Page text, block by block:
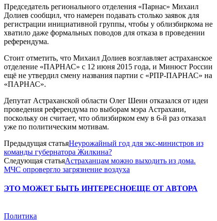
Председатель регионального отделения «Парнас» Михаил
Долиев сообщил, что намерен подавать столько заявок для
регистрации инициативной группы, чтобы у облизбиркома не
хватило даже формальных поводов для отказа в проведении
референдума.
Стоит отметить, что Михаил Долиев возглавляет астраханское
отделение «ПАРНАС» с 12 июня 2015 года, и Минюст России
ещё не утвердил смену названия партии с «РПР-ПАРНАС» на
«ПАРНАС».
Депутат Астраханской области Олег Шеин отказался от идеи
проведения референдума по выборам мэра Астрахани,
поскольку он считает, что облизбирком ему в 6-й раз отказал
уже по политическим мотивам.
Предыдущая статьяНеурожайный год для экс-министров из
команды губернатора Жилкина?
Следующая статьяАстраханцам можно выходить из дома.
МЧС опровергло загрязнение воздуха
ЭТО МОЖЕТ БЫТЬ ИНТЕРЕСНОЕЩЕ ОТ АВТОРА
Политика